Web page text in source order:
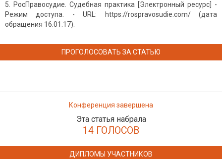
РосПравосудие. Судебная практика [Электронный ресурс] -
Режим доступа. - URL: https://rospravosudie.com/ (дата
обращения 16.01.17).
ПРОГОЛОСОВАТЬ ЗА СТАТЬЮ
Конференция завершена
Эта статья набрала
14 ГОЛОСОВ
ДИПЛОМЫ УЧАСТНИКОВ